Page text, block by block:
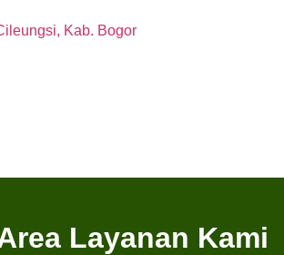
Kab. Bogor
Layanan Kami